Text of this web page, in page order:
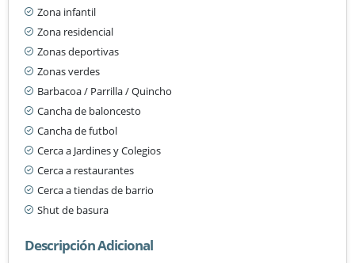
Zona infantil
Zona residencial
Zonas deportivas
Zonas verdes
Barbacoa / Parrilla / Quincho
Cancha de baloncesto
Cancha de futbol
Cerca a Jardines y Colegios
Cerca a restaurantes
Cerca a tiendas de barrio
Shut de basura
Descripción Adicional